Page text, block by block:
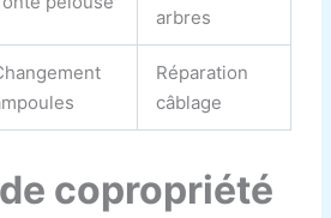
arbres
Réparation
câblage
copropriété